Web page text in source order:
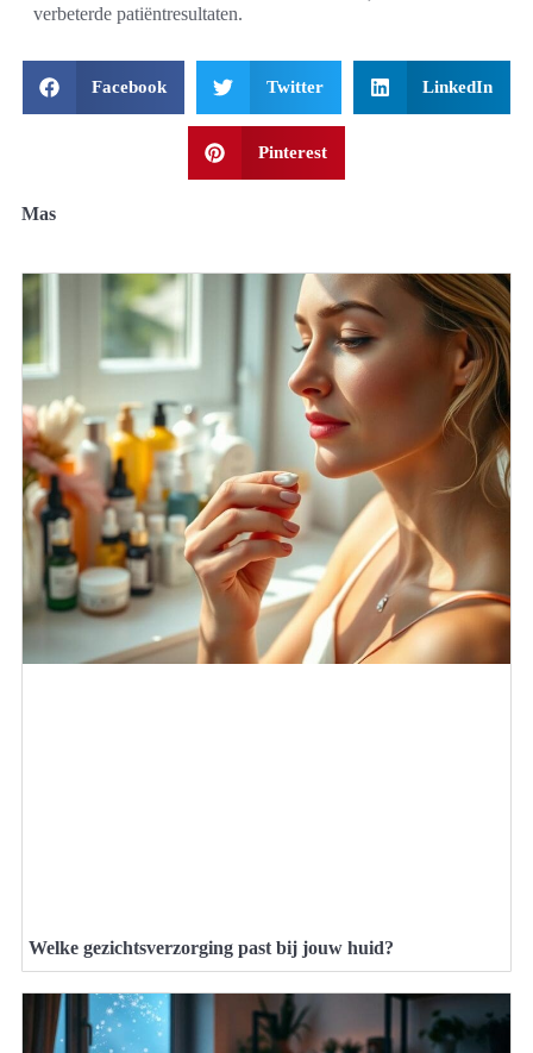
verbeterde patiëntresultaten.
Facebook Twitter LinkedIn
Pinterest
Mas
Welke gezichtsverzorging past bij jouw huid?